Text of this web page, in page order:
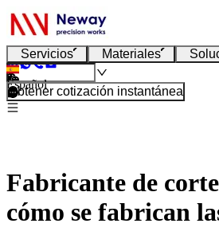
Servicios Materiales
Español
Obtener cotización instantánea
Fabricante de
cómo se fabrican